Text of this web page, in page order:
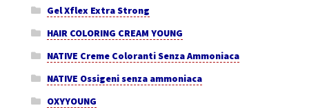
Gel Xflex Extra Strong
HAIR COLORING CREAM YOUNG
NATIVE Creme Coloranti Senza Ammoniaca
NATIVE Ossigeni senza ammoniaca
OXYYOUNG